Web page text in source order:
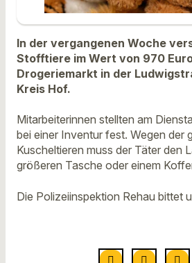
In der vergangenen Woche
Stofftiere im Wert von 970
Drogeriemarkt in der
Kreis Hof.
Mitarbeiterinnen stellten am
bei einer Inventur fest. Wegen der
Kuscheltieren muss der Täter den
größeren Tasche oder einem
Die Polizeiinspektion Rehau bittet